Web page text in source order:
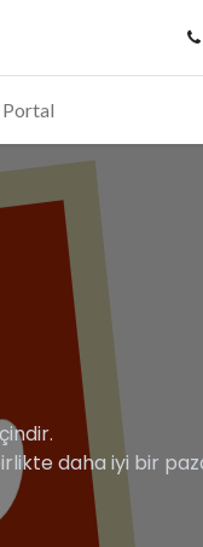
Portal
daha iyi bir